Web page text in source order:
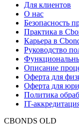
Для клиентов
О нас
Безопасность
Практика в
Карьера в
Руководство
Описание
Оферта для
Оферта для
Политика
IT-
CBONDS OLD